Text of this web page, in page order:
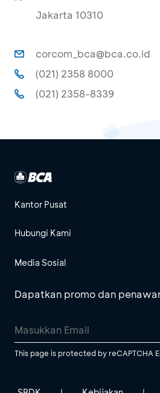
Jakarta 10310
corcom_bca@bca.co.id
(021) 2358 8000
(021) 2358-8339
Kantor Pusat
Hubungi Kami
Media Sosial
Dapatkan promo dan
This page is protected by reCAPTCHA